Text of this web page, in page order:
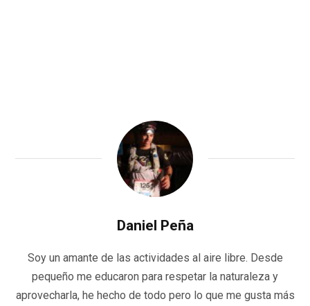
Daniel Peña
Soy un amante de las actividades al aire libre. Desde
pequeño me educaron para respetar la naturaleza y
aprovecharla, he hecho de todo pero lo que me gusta más